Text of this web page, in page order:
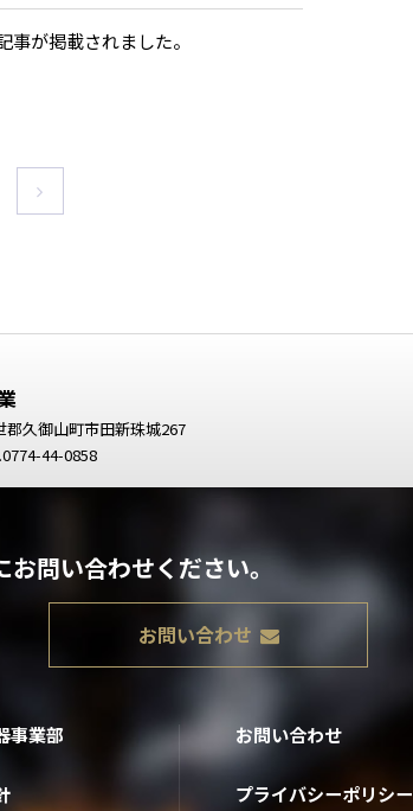
が掲載されました。
久御山町市田新珠城267
44-0858
お問い合わせください。
お問い合わせ
事業部 お問い合わせ
プライバシーポリシー